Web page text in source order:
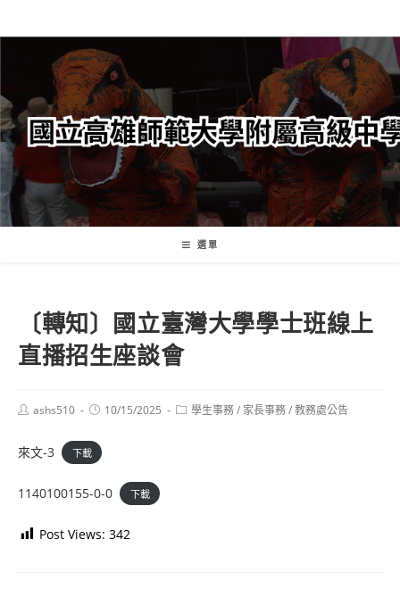
轉
要
內
容
選單
〔轉知〕國立臺灣大學學士班線上
直播招生座談會
Postashs510
Post10/15/2025
Post學生事務/ 家長事務/教務處公告
來文-3 下載
1140100155-0-0 下載
Post Views: 342